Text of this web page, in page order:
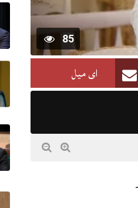
85
ای میل